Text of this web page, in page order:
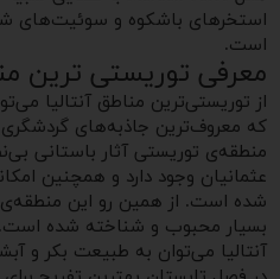
استخرهای باشکوه و سوئیت‌های
است.
معرفی توریستی ترین
از توریستی‌ترین مناطق آنتالیا
که معروف‌ترین جاذبه‌های گردشگری
منطقه‌ی توریستی آثار باستانی
عثمانیان وجود دارد و همچنین
شده است. از همین رو این منطقه‌ی
بسیار محبوب و شناخته شده است.
آنتالیا می‌توان به طبیعت بکر و